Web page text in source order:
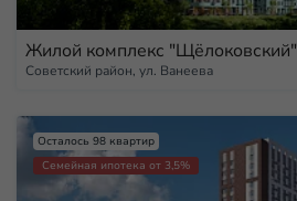
Жилой комплекс "Щёлоковский"
Советский район, ул. Ванеева
Семейная ипотека от 3,5%
Осталось 98 квартир